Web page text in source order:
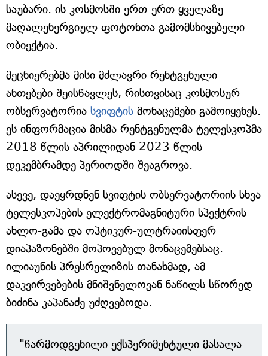
საუბარი. ის კოსმოსში ერთ-ერთ ყველაზე
მაღალენერგიულ ფოტონთა გამომსხივებელი
ობიექტია.
მეცნიერებმა მისი მძლავრი რენტგენული
ანთებები შეისწავლეს, რისთვისაც კოსმოსურ
ობსერვატორია სვიფტის მონაცემები გამოიყენეს.
ეს ინფორმაცია მისმა რენტგენულმა ტელესკოპმა
2018 წლის აპრილიდან 2023 წლის
დეკემბრამდე პერიოდში შეაგროვა.
ასევე, დაეყრდნენ სვიფტის ობსერვატორიის სხვა
ტელესკოპების ელექტრომაგნიტური სპექტრის
ახლო-გამა და ოპტიკურ-ულტრაიისფერ
დიაპაზონებში მოპოვებულ მონაცემებსაც.
ილიაუნის პრესრელიზის თანახმად, ამ
დაკვირვებების მნიშვნელოვან ნაწილს სწორედ
ბიძინა კაპანაძე უძღვებოდა.
"წარმოდგენილი ექსპერიმენტული მასალა